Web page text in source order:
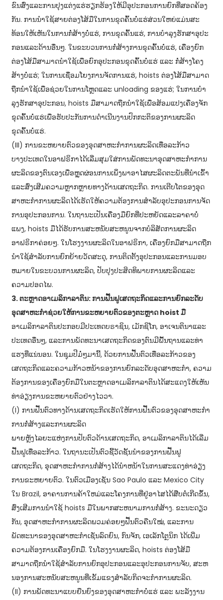
ຂົນສົ່ງແລະການປຸງແຕ່ງແຮ່ຮຽກຮ້ອງໃຫ້ມີອຸປະກອນການຍົກທີ່ສອດຄ້ອງ
ກັນ. ການ​ນຳ​ໃຊ້​ສາຍ​ຕ່ອງ​ໂສ້​ມື​ໃນ​ການ​ຂຸດ​ຄົ້ນ​ບໍ່​ແຮ່​ສ່ວນ​ໃຫຍ່​ແມ່ນ​ສະ​
ທ້ອນ​ໃຫ້​ເຫັນ​ໃນ​ການ​ກໍ່​ສ້າງ​ບໍ່​ແຮ່, ການ​ຂຸດ​ຄົ້ນ​ແຮ່, ການ​ບໍາ​ລຸງ​ຮັກ​ສາ​ອຸ​ປະ​
ກອນ​ແລະ​ດ້ານ​ອື່ນໆ. ​ໃນ​ຂະ​ບວນການ​ກໍ່ສ້າງ​ການ​ຂຸດ​ຄົ້ນ​ບໍ່​ແຮ່, ​ເຄື່ອງ​ຍົກ​
ຕ່ອງ​ໂສ້​ມື​ສາມາດ​ນຳ​ໃຊ້​ເພື່ອ​ຍົກ​ອຸປະກອນ​ຂຸດ​ຄົ້ນ​ບໍ່​ແຮ່ ​ແລະ ກໍ່ສ້າງ​ໂຄງ​
ສ້າງ​ບໍ່​ແຮ່; ໃນການເຊື່ອມໂຍງການຈັດການແຮ່, hoists ຕ່ອງໂສ້ມືສາມາດ
ຖືກນໍາໃຊ້ເພື່ອຊ່ວຍໃນການໂຫຼດແລະ unloading ຂອງແຮ່; ໃນການບໍາ
ລຸງຮັກສາອຸປະກອນ, hoists ມືສາມາດຖືກນໍາໃຊ້ເພື່ອສ້ອມແປງເຄື່ອງຈັກ
ຂຸດຄົ້ນບໍ່ແຮ່ເພື່ອຮັບປະກັນການດໍາເນີນງານປົກກະຕິຂອງການຜະລິດ
ຂຸດຄົ້ນບໍ່ແຮ່.
(III) ການຂະຫຍາຍຕົວຂອງອຸດສາຫະກໍາການຜະລິດເທື່ອລະກ້າວ
ບາງປະເທດໃນອາຟຣິກາໄດ້ເລີ່ມສຸມໃສ່ການພັດທະນາອຸດສາຫະກໍາການ
ຜະລິດຂອງຕົນເອງເພື່ອຫຼຸດຜ່ອນການເພິ່ງພາອາໄສຜະລິດຕະພັນທີ່ນໍາເຂົ້າ
ແລະສົ່ງເສີມຄວາມຫຼາກຫຼາຍທາງດ້ານເສດຖະກິດ. ການ​ເຕີບ​ໂຕ​ຂອງ​ອຸດ​
ສາ​ຫະ​ກໍາ​ການ​ຜະ​ລິດ​ໄດ້​ເຮັດ​ໃຫ້​ຄວາມ​ຕ້ອງ​ການ​ສໍາ​ລັບ​ອຸ​ປະ​ກອນ​ການ​ຈັດ​
ການ​ອຸ​ປະ​ກອນ​ການ​. ໃນຖານະເປັນເຄື່ອງມືຍົກທີ່ປະຫຍັດແລະລາຄາບໍ່
ແພງ, hoists ມືໄດ້ຮັບການສະຫນັບສະຫນູນຈາກບໍລິສັດການຜະລິດ
ອາຟຣິກາຄ່ອຍໆ. ໃນໂຮງງານຜະລິດໃນອາຟຣິກາ, ເຄື່ອງຍົກມືສາມາດຖືກ
ນໍາໃຊ້ສໍາລັບການຍົກຍ້າຍວັດສະດຸ, ການຕິດຕັ້ງອຸປະກອນແລະການມອບ
ຫມາຍໃນຂະບວນການຜະລິດ, ປັບປຸງປະສິດທິພາບການຜະລິດແລະ
ຄວາມປອດໄພ.
3. ຕະຫຼາດອາເມລິກາລາຕິນ: ການຟື້ນຟູເສດຖະກິດແລະການຍົກລະດັບ
ອຸດສາຫະກໍາຊ່ວຍໃຫ້ການຂະຫຍາຍຕົວຂອງຕະຫຼາດ hoist ມື
ອາເມລິກາລາຕິນປະກອບມີປະເທດບຣາຊິນ, ເມັກຊິໂກ, ອາເຈນຕິນາແລະ
ປະເທດອື່ນໆ, ແລະການພັດທະນາເສດຖະກິດຂອງຕົນມີພື້ນຖານແລະທ່າ
ແຮງທີ່ແນ່ນອນ. ໃນຊຸມປີມໍ່ໆມານີ້, ດ້ວຍການຟື້ນຕົວເທື່ອລະກ້າວຂອງ
ເສດຖະກິດແລະຄວາມກ້າວຫນ້າຂອງການຍົກລະດັບອຸດສາຫະກໍາ, ຄວາມ
ຕ້ອງການຂອງເຄື່ອງຍົກມືໃນຕະຫຼາດອາເມລິກາລາຕິນໄດ້ສະແດງໃຫ້ເຫັນ
ທ່າອ່ຽງການຂະຫຍາຍຕົວຢ່າງໄວວາ.
(I) ການຟື້ນຕົວທາງດ້ານເສດຖະກິດເຮັດໃຫ້ການຟື້ນຕົວຂອງອຸດສາຫະກໍາ
ການກໍ່ສ້າງແລະການຜະລິດ
ພາຍຫຼັງ​ໄລຍະ​ແຫ່ງ​ການ​ປັບ​ຕົວ​ດ້ານ​ເສດຖະກິດ, ອາ​ເມ​ລິ​ກາ​ລາ​ຕິນ​ໄດ້​ເລີ່​ມ
ຟື້ນ​ຟູ​ເທື່ອ​ລະ​ກ້າວ. ໃນຖານະເປັນຕົວຊີ້ວັດຊັ້ນນໍາຂອງການຟື້ນຟູ
ເສດຖະກິດ, ອຸດສາຫະກໍາການກໍ່ສ້າງໄດ້ນໍາຫນ້າໃນການສະແດງທ່າອ່ຽງ
ການຂະຫຍາຍຕົວ. ໃນຕົວເມືອງເຊັ່ນ Sao Paulo ແລະ Mexico City
ໃນ Brazil, ອາຄານການຄ້າໃຫມ່ແລະໂຄງການທີ່ຢູ່ອາໄສໄດ້ສືບຕໍ່ເກີດຂຶ້ນ,
ສົ່ງເສີມການນໍາໃຊ້ hoists ມືໃນພາກສະຫນາມການກໍ່ສ້າງ. ຂະນະ​ດຽວ​
ກັນ, ອຸດສາຫະກຳ​ການ​ຜະລິດ​ພວມ​ຄ່ອຍໆ​ຟື້ນ​ຕົວ​ຄືນ​ໃໝ່, ​ແລະ​ການ​
ພັດທະນາ​ຂອງ​ອຸດສາຫະກຳ​ເຊັ່ນ​ລົດຍົນ, ກົນ​ຈັກ, ​ເອ​ເລັກ​ໂຕຼນິກ ​ໄດ້​ເພີ່ມ​
ຄວາມ​ຕ້ອງການ​ເຄື່ອງ​ຍົກ​ມື. ໃນໂຮງງານຜະລິດ, hoists ຕ່ອງໂສ້ມື
ສາມາດຖືກນໍາໃຊ້ສໍາລັບການຍົກອຸປະກອນແລະອຸປະກອນການຈັບ, ສະຫ
ນອງການສະຫນັບສະຫນູນທີ່ເຂັ້ມແຂງສໍາລັບກິດຈະກໍາການຜະລິດ.
(II) ການພັດທະນາແບບຍືນຍົງຂອງອຸດສາຫະກຳບໍ່ແຮ່ ແລະ ພະລັງງານ